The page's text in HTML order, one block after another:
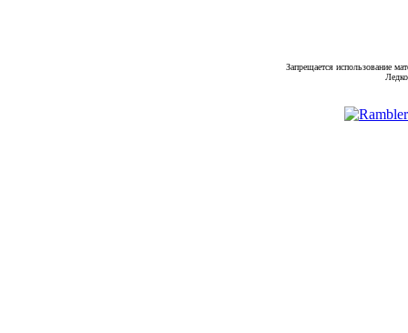
Запрещается использование